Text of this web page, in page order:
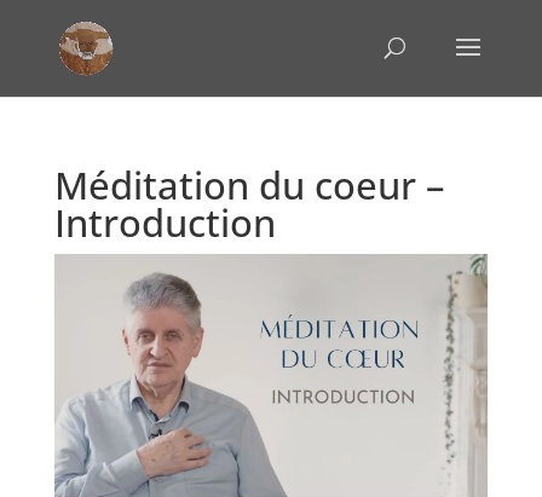
Méditation du coeur –
Introduction